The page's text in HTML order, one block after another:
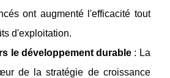
ont augmenté l'efficacité tout
d'exploitation.
le développement durable : La
de la stratégie de croissance